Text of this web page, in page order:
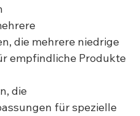
die mehrere niedrige
empfindliche Produkte
die
für spezielle